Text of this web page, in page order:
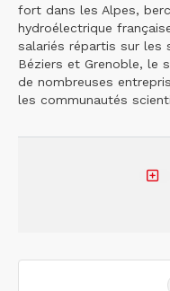
fort dans les Alpes,
hydroélectrique
salariés répartis sur les
Béziers et Grenoble, le
de nombreuses
les communautés